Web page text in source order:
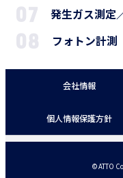
発生ガス測定
フォトン計測
会社情報
個人情報保護方針
© ATTO